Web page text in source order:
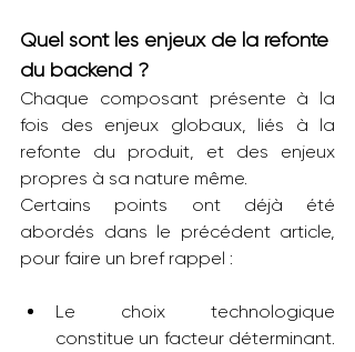
Quel sont les enjeux de la refonte
du backend ?
Chaque composant présente à la
fois des enjeux globaux, liés à la
refonte du produit, et des enjeux
propres à sa nature même.
Certains points ont déjà été
abordés dans le précédent article,
pour faire un bref rappel :
Le choix technologique
constitue un facteur déterminant.